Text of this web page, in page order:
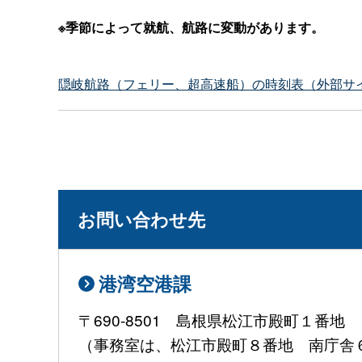
※季節によって就航、航路に変動があります。
隠岐航路（フェリー、超高速船）の時刻表（外部サ
お問い合わせ先
港湾空港課
〒690-8501 島根県松江市殿町１番地
（事務室は、松江市殿町８番地 南庁舎